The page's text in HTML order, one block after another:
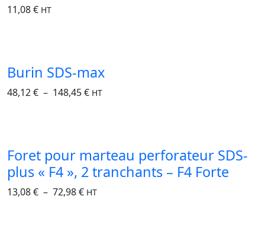
11,08€ HT
Burin SDS-max
48,12€ – 148,45€ HT
Foret pour marteau perforateur SDS-
plus « F4 », 2 tranchants – F4 Forte
13,08€ – 72,98€ HT